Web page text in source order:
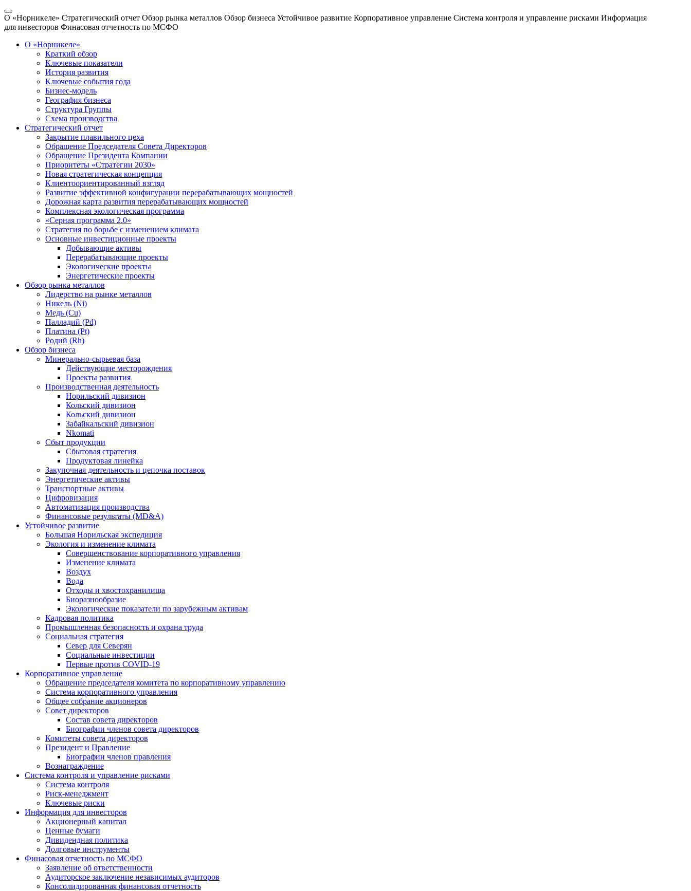
О «Норникеле» Стратегический отчет Обзор рынка металлов Обзор бизнеса Устойчивое развитие Корпоративное управление Система контроля и управление рисками Информация
для инвесторов Финасовая отчетность по МСФО
О «Норникеле»
Краткий обзор
Ключевые показатели
История развития
Ключевые события года
Бизнес-модель
География бизнеса
Структура Группы
Схема производства
Стратегический отчет
Закрытие плавильного цеха
Обращение Председателя Совета Директоров
Обращение Президента Компании
Приоритеты «Стратегии 2030»
Новая стратегическая концепция
Клиентоориентированный взгляд
Развитие эффективной конфигурации перерабатывающих мощностей
Дорожная карта развития перерабатывающих мощностей
Комплексная экологическая программа
«Серная программа 2.0»
Стратегия по борьбе с изменением климата
Основные инвестиционные проекты
Добывающие активы
Перерабатывающие проекты
Экологические проекты
Энергетические проекты
Обзор рынка металлов
Лидерство на рынке металлов
Никель (Ni)
Медь (Cu)
Палладий (Pd)
Платина (Pt)
Родий (Rh)
Обзор бизнеса
Минерально-сырьевая база
Действующие месторождения
Проекты развития
Производственная деятельность
Норильский дивизион
Кольский дивизион
Кольский дивизион
Забайкальский дивизион
Nkomati
Сбыт продукции
Сбытовая стратегия
Продуктовая линейка
Закупочная деятельность и цепочка поставок
Энергетические активы
Транспортные активы
Цифровизация
Автоматизация производства
Финансовые результаты (MD&A)
Устойчивое развитие
Большая Норильская экспедиция
Экология и изменение климата
Совершенствование корпоративного управления
Изменение климата
Воздух
Вода
Отходы и хвостохранилища
Биоразнообразие
Экологические показатели по зарубежным активам
Кадровая политика
Промышленная безопасность и охрана труда
Социальная стратегия
Север для Северян
Социальные инвестиции
Первые против COVID‑19
Корпоративное управление
Обращение председателя комитета по корпоративному управлению
Система корпоративного управления
Общее собрание акционеров
Совет директоров
Состав совета директоров
Биографии членов совета директоров
Комитеты совета директоров
Президент и Правление
Биографии членов правления
Вознаграждение
Система контроля и управление рисками
Система контроля
Риск-менеджмент
Ключевые риски
Информация для инвесторов
Акционерный капитал
Ценные бумаги
Дивидендная политика
Долговые инструменты
Финасовая отчетность по МСФО
Заявление об ответственности
Аудиторское заключение независимых аудиторов
Консолидированная финансовая отчетность